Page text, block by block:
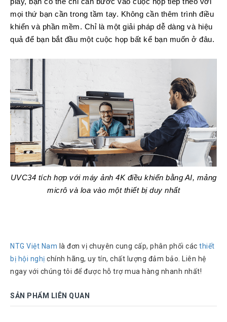
mọi thứ bạn cần trong tầm tay. Không cần thêm trình điều
khiển và phần mềm. Chỉ là một giải pháp dễ dàng và hiệu
quả để bạn bắt đầu một cuộc họp bất kể bạn muốn ở đâu.
UVC34 tích hợp với máy ảnh 4K điều khiển bằng AI, mảng
micrô và loa vào một thiết bị duy nhất
NTG Việt Nam là đơn vị chuyên cung cấp, phân phối các thiết
bị hội nghị chính hãng, uy tín, chất lượng đảm bảo. Liên hệ
ngay với chúng tôi để được hỗ trợ mua hàng nhanh nhất!
SẢN PHẨM LIÊN QUAN